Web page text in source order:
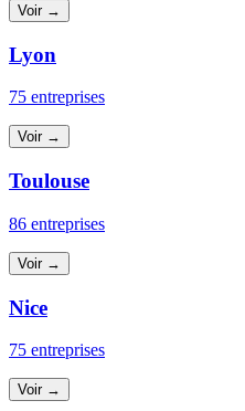
Voir →
Lyon
75 entreprises
Voir →
Toulouse
86 entreprises
Voir →
Nice
75 entreprises
Voir →